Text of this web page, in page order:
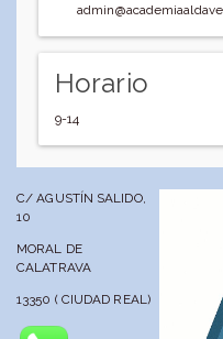
Horario
9-14
C/ AGUSTÍN SALIDO,
10
MORAL DE
CALATRAVA
13350 ( CIUDAD REAL)